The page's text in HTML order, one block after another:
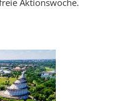
Aktionswoche.